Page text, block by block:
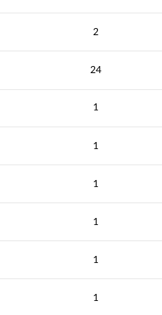
SEO-сопровождение
разработки и продвижение
2
24
1
1
1
1
1
1